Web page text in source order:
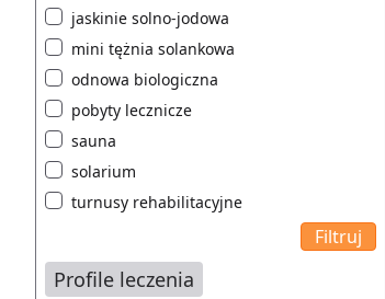
jaskinie solno-jodowa
mini tężnia solankowa
odnowa biologiczna
pobyty lecznicze
sauna
solarium
turnusy rehabilitacyjne
Profile leczenia